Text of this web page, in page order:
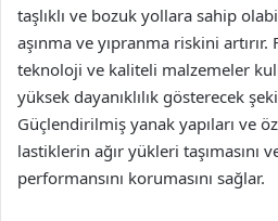
taşlıklı ve bozuk yollara sahip
aşınma ve yıpranma riskini
teknoloji ve kaliteli malzemeler
yüksek dayanıklılık gösterecek
Güçlendirilmiş yanak yapıları ve
lastiklerin ağır yükleri taşımasını
performansını korumasını sağlar.